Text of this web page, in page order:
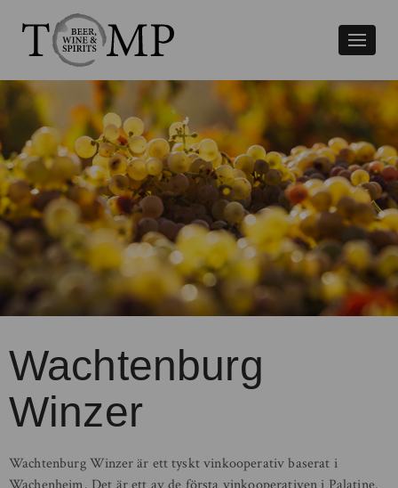
Växla
Wachtenburg
Winzer
Wachtenburg Winzer är ett tyskt vinkooperativ baserat i